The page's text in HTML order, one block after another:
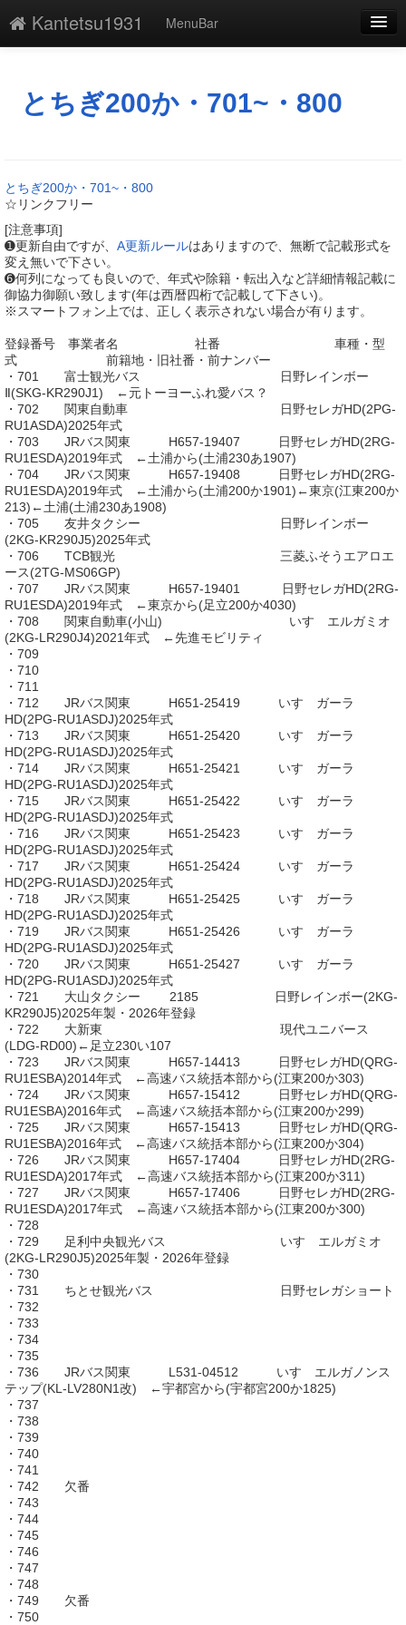
Kantetsu1931
MenuBar
添付
最終更新
一覧
単語検索
とちぎ200か・701~・800
とちぎ200か・701~・800
☆リンクフリー
[注意事項]
➊更新自由ですが、 A更新ルールはありますので、無断で記載形式を
変え無いで下さい。
➏何列になっても良いので、年式や除籍・転出入など詳細情報記載に
御協力御願い致します(年は西暦四桁で記載して下さい)。
※スマートフォン上では、正しく表示されない場合が有ります。
登録番号 事業者名 社番 車種・型
式 前籍地・旧社番・前ナンバー
・701 富士観光バス 日野レインボー
Ⅱ(SKG-KR290J1) ←元トーヨーふれ愛バス？
・702 関東自動車 日野セレガHD(2PG-
RU1ASDA)2025年式
・703 JRバス関東 H657-19407 日野セレガHD(2RG-
RU1ESDA)2019年式 ←土浦から(土浦230あ1907)
・704 JRバス関東 H657-19408 日野セレガHD(2RG-
RU1ESDA)2019年式 ←土浦から(土浦200か1901)←東京(江東200か
213)←土浦(土浦230あ1908)
・705 友井タクシー 日野レインボー
(2KG-KR290J5)2025年式
・706 TCB観光 三菱ふそうエアロエ
ース(2TG-MS06GP)
・707 JRバス関東 H657-19401 日野セレガHD(2RG-
RU1ESDA)2019年式 ←東京から(足立200か4030)
・708 関東自動車(小山) いすゞエルガミオ
(2KG-LR290J4)2021年式 ←先進モビリティ
・709
・710
・711
・712 JRバス関東 H651-25419 いすゞガーラ
HD(2PG-RU1ASDJ)2025年式
・713 JRバス関東 H651-25420 いすゞガーラ
HD(2PG-RU1ASDJ)2025年式
・714 JRバス関東 H651-25421 いすゞガーラ
HD(2PG-RU1ASDJ)2025年式
・715 JRバス関東 H651-25422 いすゞガーラ
HD(2PG-RU1ASDJ)2025年式
・716 JRバス関東 H651-25423 いすゞガーラ
HD(2PG-RU1ASDJ)2025年式
・717 JRバス関東 H651-25424 いすゞガーラ
HD(2PG-RU1ASDJ)2025年式
・718 JRバス関東 H651-25425 いすゞガーラ
HD(2PG-RU1ASDJ)2025年式
・719 JRバス関東 H651-25426 いすゞガーラ
HD(2PG-RU1ASDJ)2025年式
・720 JRバス関東 H651-25427 いすゞガーラ
HD(2PG-RU1ASDJ)2025年式
・721 大山タクシー 2185 日野レインボー(2KG-
KR290J5)2025年製・2026年登録
・722 大新東 現代ユニバース
(LDG-RD00)←足立230い107
・723 JRバス関東 H657-14413 日野セレガHD(QRG-
RU1ESBA)2014年式 ←高速バス統括本部から(江東200か303)
・724 JRバス関東 H657-15412 日野セレガHD(QRG-
RU1ESBA)2016年式 ←高速バス統括本部から(江東200か299)
・725 JRバス関東 H657-15413 日野セレガHD(QRG-
RU1ESBA)2016年式 ←高速バス統括本部から(江東200か304)
・726 JRバス関東 H657-17404 日野セレガHD(2RG-
RU1ESDA)2017年式 ←高速バス統括本部から(江東200か311)
・727 JRバス関東 H657-17406 日野セレガHD(2RG-
RU1ESDA)2017年式 ←高速バス統括本部から(江東200か300)
・728
・729 足利中央観光バス いすゞエルガミオ
(2KG-LR290J5)2025年製・2026年登録
・730
・731 ちとせ観光バス 日野セレガショート
・732
・733
・734
・735
・736 JRバス関東 L531-04512 いすゞエルガノンス
テップ(KL-LV280N1改) ←宇都宮から(宇都宮200か1825)
・737
・738
・739
・740
・741
・742 欠番
・743
・744
・745
・746
・747
・748
・749 欠番
・750